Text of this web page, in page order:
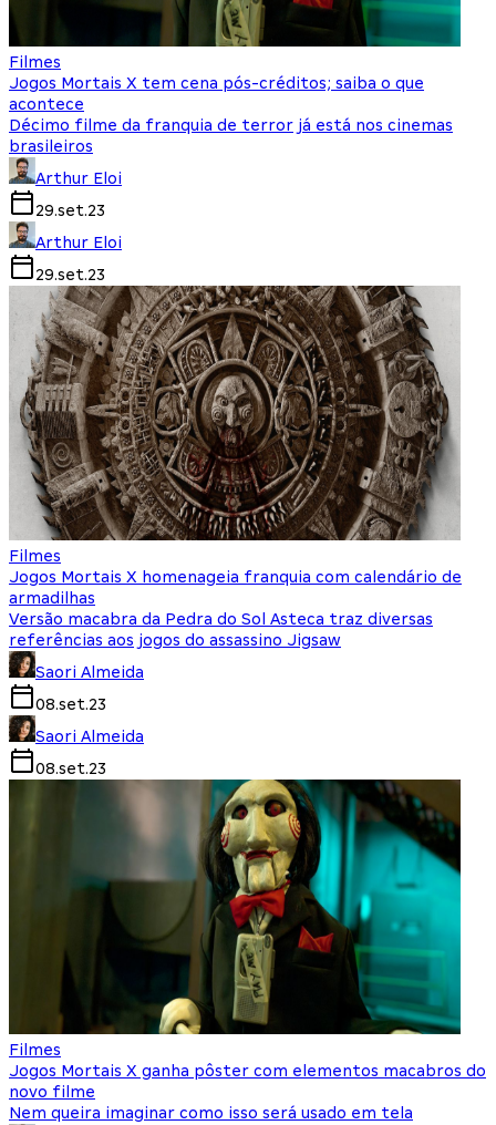
Filmes
Jogos Mortais X tem cena pós-créditos; saiba o que
acontece
Décimo filme da franquia de terror já está nos cinemas
brasileiros
Arthur Eloi
29.set.23
Arthur Eloi
29.set.23
Filmes
Jogos Mortais X homenageia franquia com calendário de
armadilhas
Versão macabra da Pedra do Sol Asteca traz diversas
referências aos jogos do assassino Jigsaw
Saori Almeida
08.set.23
Saori Almeida
08.set.23
Filmes
Jogos Mortais X ganha pôster com elementos macabros do
novo filme
Nem queira imaginar como isso será usado em tela